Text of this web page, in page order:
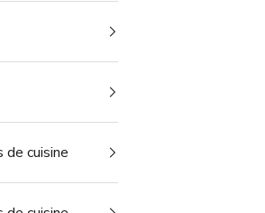
cuisine